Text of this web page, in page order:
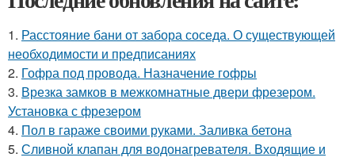
1. Расстояние бани от забора соседа. О существующей
необходимости и предписаниях
2. Гофра под провода. Назначение гофры
3. Врезка замков в межкомнатные двери фрезером.
Установка с фрезером
4. Пол в гараже своими руками. Заливка бетона
5. Сливной клапан для водонагревателя. Входящие и